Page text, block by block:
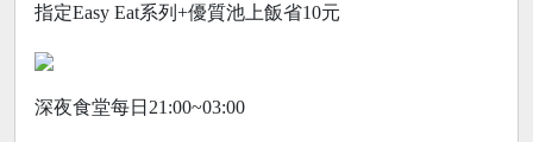
指定Easy Eat系列+優質池上飯省10元
深夜食堂每日21:00~03:00